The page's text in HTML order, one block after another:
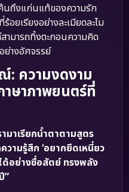
ถึงแก่นแท้ของความรัก
อยเรียงอย่างละเมียดละไม
ามารถทิ้งตะกอนความคิด
ย่างอัศจรรย์
: ความงดงาม
ษาภาพยนตร์ที่
มาเรียกน้ำตาตามสูตร
วามรู้สึก ‘อยากยึดเหนี่ยว
ด้อย่างซื่อสัตย์ ทรงพลัง
”